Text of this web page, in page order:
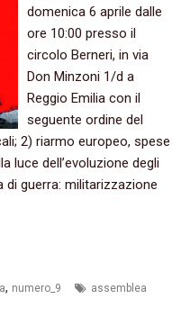
domenica 6 aprile dalle
ore 10:00 presso il
circolo Berneri, in via
Don Minzoni 1/d a
Reggio Emilia con il
seguente ordine del
2) riarmo europeo, spese
luce dell’evoluzione degli
di guerra: militarizzazione
, numero_9
assemblea